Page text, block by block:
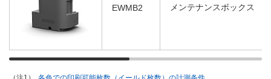
EWMB2 メンテナンスボックス